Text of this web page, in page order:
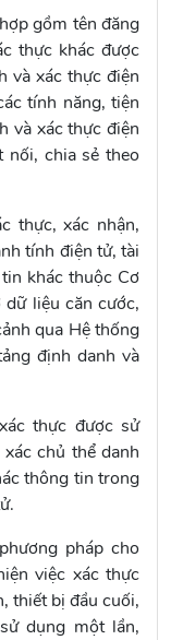
gồm tên đăng
thực khác được
và xác thực điện
tính năng, tiện
và xác thực điện
chia sẻ theo
thực, xác nhận,
tính điện tử, tài
khác thuộc Cơ
liệu căn cước,
qua Hệ thống
định danh và
thực được sử
chủ thể danh
thông tin trong
pháp cho
việc xác thực
thiết bị đầu cuối,
dụng một lần,